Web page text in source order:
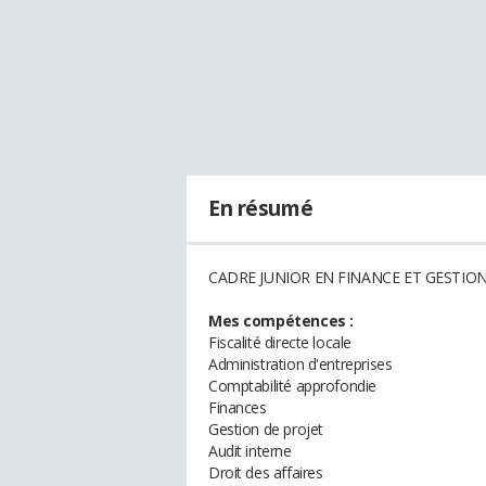
En résumé
CADRE JUNIOR EN FINANCE ET
Mes compétences :
Fiscalité directe locale
Administration d'entreprises
Comptabilité approfondie
Finances
Gestion de projet
Audit interne
Droit des affaires